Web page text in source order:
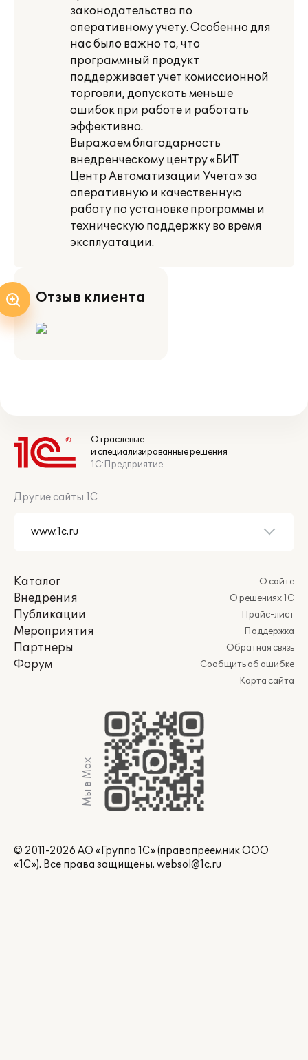
законодательства по
оперативному учету. Особенно для
нас было важно то, что
программный продукт
поддерживает учет комиссионной
торговли, допускать меньше
ошибок при работе и работать
эффективно.
Выражаем благодарность
внедренческому центру «БИТ
Центр Автоматизации Учета» за
оперативную и качественную
работу по установке программы и
техническую поддержку во время
эксплуатации.
Отзыв клиента
Отраслевые
и специализированные решения
1С:Предприятие
Другие сайты 1С
Каталог
Внедрения
Публикации
Мероприятия
Партнеры
Форум
О сайте
О решениях 1С
Прайс-лист
Поддержка
Обратная связь
Сообщить об ошибке
Карта сайта
Мы в Max
© 2011-2026 АО «Группа 1С» (правопреемник ООО
«1С»). Все права защищены. websol@1c.ru